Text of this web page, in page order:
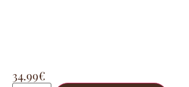
34.99€